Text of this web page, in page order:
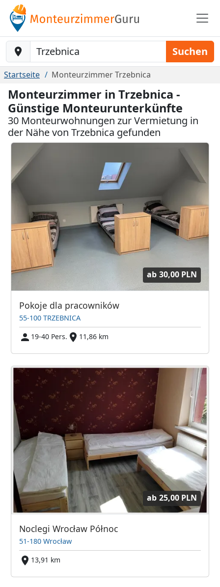
Baustelle-Location Suchen
Startseite Monteurzimmer Trzebnica
Monteurzimmer in Trzebnica -
Günstige Monteurunterkünfte
30 Monteurwohnungen zur Vermietung in
der Nähe von Trzebnica gefunden
ab 30,00 PLN
Pokoje dla pracowników
55-100 TRZEBNICA
19-40 Pers.
11,86 km
ab 25,00 PLN
Noclegi Wrocław Północ
51-180 Wrocław
13,91 km